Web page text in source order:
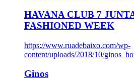
HAVANA CLUB 7
FASHIONED WEEK
https://www.ruadebaixo.com/wp-
content/uploads/2018/10/
Ginos